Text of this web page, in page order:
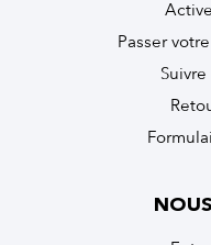
Passer